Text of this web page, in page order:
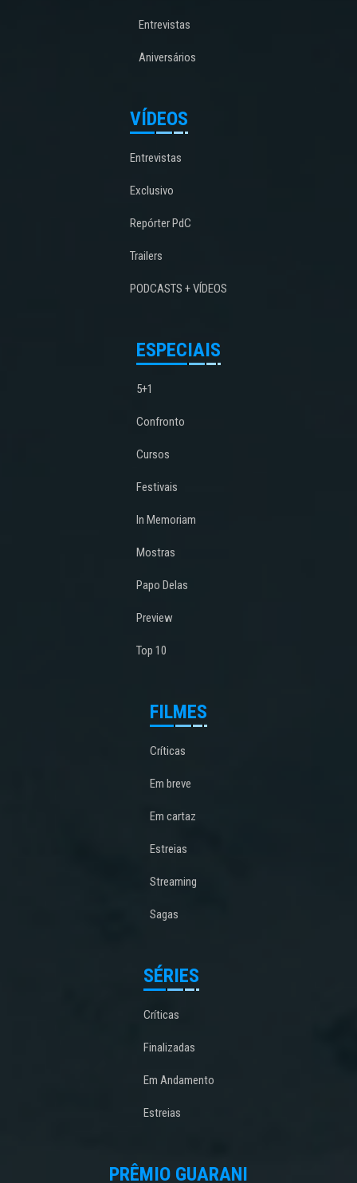
Entrevistas
Aniversários
VÍDEOS
Entrevistas
Exclusivo
Repórter PdC
Trailers
PODCASTS + VÍDEOS
ESPECIAIS
5+1
Confronto
Cursos
Festivais
In Memoriam
Mostras
Papo Delas
Preview
Top 10
FILMES
Críticas
Em breve
Em cartaz
Estreias
Streaming
Sagas
SÉRIES
Críticas
Finalizadas
Em Andamento
Estreias
PRÊMIO GUARANI